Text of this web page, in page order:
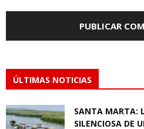
ÚLTIMAS NOTICIAS
SANTA MARTA:
SILENCIOSA DE